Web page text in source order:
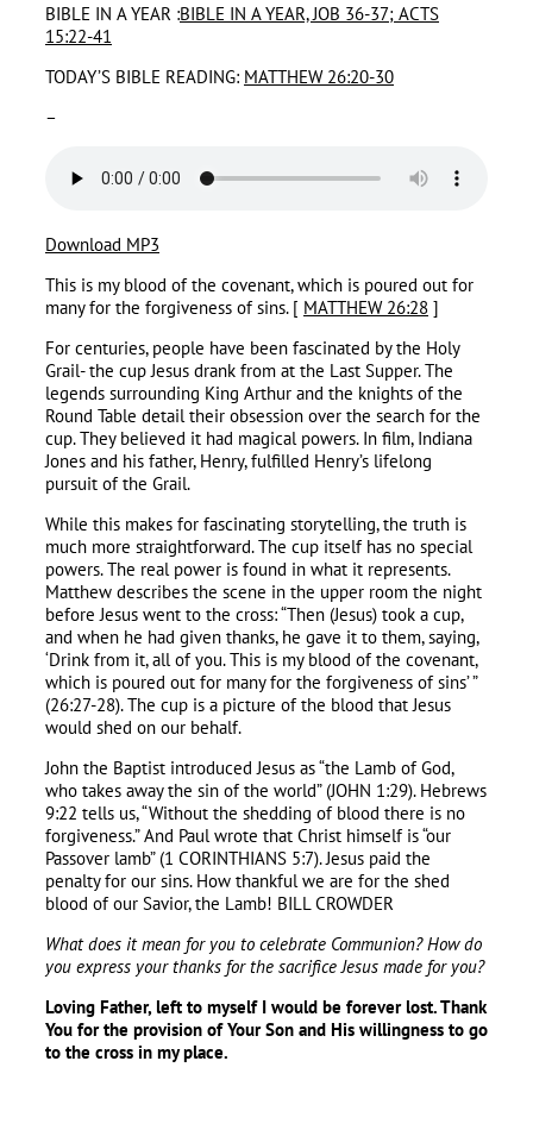
BIBLE IN A YEAR :BIBLE IN A YEAR, JOB 36-37; ACTS
15:22-41
TODAY’S BIBLE READING: MATTHEW 26:20-30
–
Download MP3
This is my blood of the covenant, which is poured out for
many for the forgiveness of sins. [ MATTHEW 26:28 ]
For centuries, people have been fascinated by the Holy
Grail- the cup Jesus drank from at the Last Supper. The
legends surrounding King Arthur and the knights of the
Round Table detail their obsession over the search for the
cup. They believed it had magical powers. In film, Indiana
Jones and his father, Henry, fulfilled Henry’s lifelong
pursuit of the Grail.
While this makes for fascinating storytelling, the truth is
much more straightforward. The cup itself has no special
powers. The real power is found in what it represents.
Matthew describes the scene in the upper room the night
before Jesus went to the cross: “Then (Jesus) took a cup,
and when he had given thanks, he gave it to them, saying,
‘Drink from it, all of you. This is my blood of the covenant,
which is poured out for many for the forgiveness of sins’ ”
(26:27-28). The cup is a picture of the blood that Jesus
would shed on our behalf.
John the Baptist introduced Jesus as “the Lamb of God,
who takes away the sin of the world” (JOHN 1:29). Hebrews
9:22 tells us, “Without the shedding of blood there is no
forgiveness.” And Paul wrote that Christ himself is “our
Passover lamb” (1 CORINTHIANS 5:7). Jesus paid the
penalty for our sins. How thankful we are for the shed
blood of our Savior, the Lamb! BILL CROWDER
What does it mean for you to celebrate Communion?How do
you express your thanks for the sacrifice Jesus made for you?
Loving Father, left to myself I would be forever lost.Thank
You for the provision of Your Son and His willingness to go
to the cross in my place.